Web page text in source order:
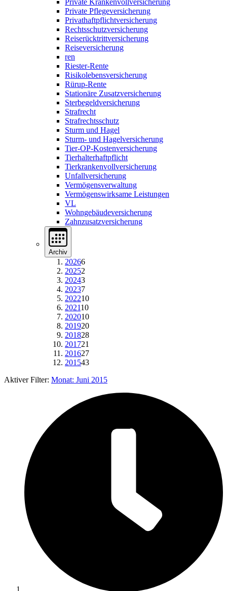
Private Krankenvollversicherung
Private Pflegeversicherung
Privathaftpflichtversicherung
Rechtsschutzversicherung
Reiserücktrittversicherung
Reiseversicherung
ren
Riester-Rente
Risikolebensversicherung
Rürup-Rente
Stationäre Zusatzversicherung
Sterbegeldversicherung
Strafrecht
Strafrechtsschutz
Sturm und Hagel
Sturm- und Hagelversicherung
Tier-OP-Kostenversicherung
Tierhalterhaftpflicht
Tierkrankenvollversicherung
Unfallversicherung
Vermögensverwaltung
Vermögenswirksame Leistungen
VL
Wohngebäudeversicherung
Zahnzusatzversicherung
Archiv
20266
20252
20243
20237
202210
202110
202010
201920
201828
201721
201627
201543
Aktiver Filter: Monat: Juni 2015